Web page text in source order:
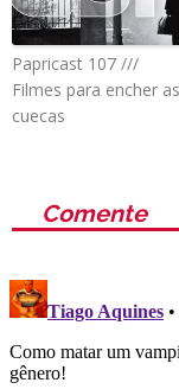
Papricast 107 ///
Filmes para encher as
cuecas
Comente